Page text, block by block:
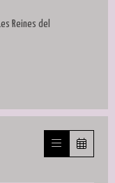
Reines del